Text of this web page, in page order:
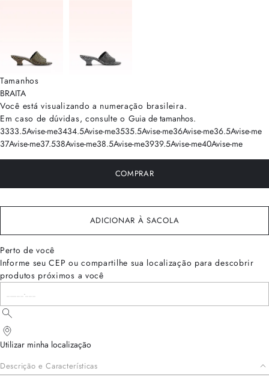
Tamanhos
BRAITA
Você está visualizando a numeração brasileira.
Em caso de dúvidas, consulte o Guia de tamanhos.
3333.5Avise-me3434.5Avise-me3535.5Avise-me36Avise-me36.5Avise-me
37Avise-me37.538Avise-me38.5Avise-me3939.5Avise-me40Avise-me
COMPRAR
ADICIONAR À SACOLA
Perto de você
Informe seu CEP ou compartilhe sua localização para descobrir
produtos próximos a você
Utilizar minha localização
Descrição e Características